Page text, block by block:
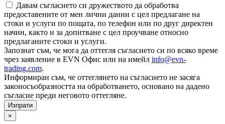
Давам съгласието си дружеството да обработва
предоставените от мен лични данни с цел предлагане на
стоки и услуги по пощата, по телефон или по друг директен
начин, както и за допитване с цел проучване относно
предлаганите стоки и услуги.
Запознат съм, че мога да оттегля съгласието си по всяко време
чрез заявление в EVN Офис или на имейл info@evn-
trading.com.
Информиран съм, че оттеглянето на съгласието не засяга
законосъобразността на обработването, основано на дадено
съгласие преди неговото оттегляне.
×